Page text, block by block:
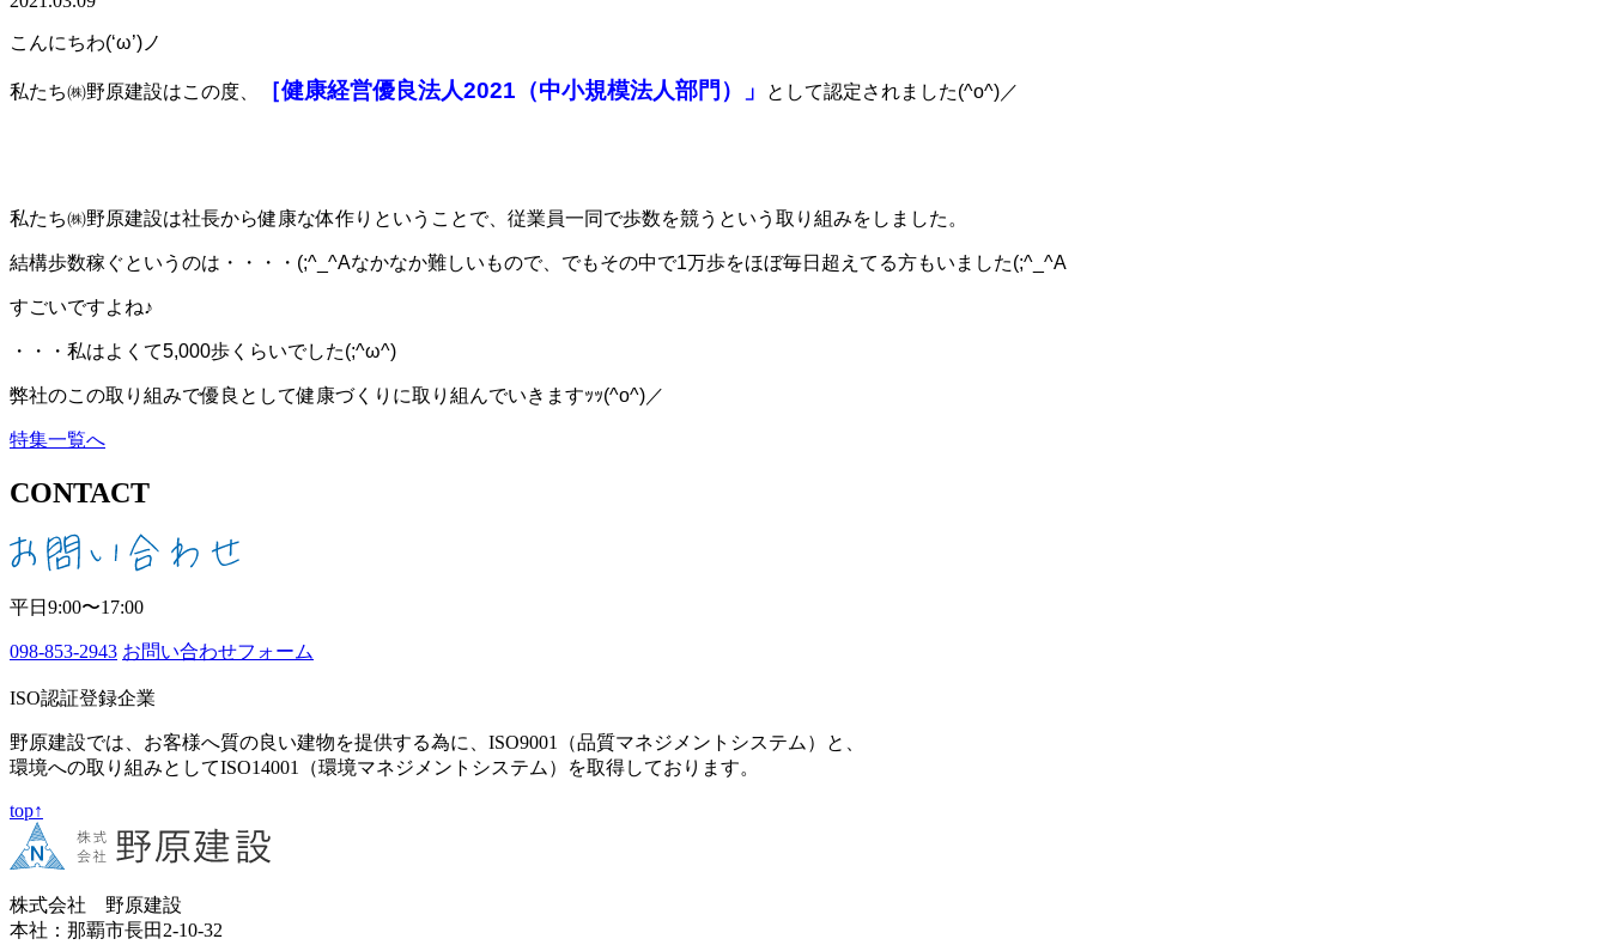
こんにちわ(‘ω’)ノ
私たち㈱野原建設はこの度、 ［健康経営優良法人2021（中小規模法人部門）」 として認定されました(^o^)／
私たち㈱野原建設は社長から健康な体作りということで、従業員一同で歩数を競うという取り組みをしました。
結構歩数稼ぐというのは・・・・(;^_^Aなかなか難しいもので、でもその中で1万歩をほぼ毎日超えてる方もいました(;^_^A
すごいですよね♪
・・・私はよくて5,000歩くらいでした(;^ω^)
弊社のこの取り組みで優良として健康づくりに取り組んでいきますｯｯ(^o^)／
特集一覧へ
CONTACT
平日9:00〜17:00
098-853-2943 お問い合わせフォーム
ISO認証登録企業
野原建設では、お客様へ質の良い建物を提供する為に、ISO9001（品質マネジメントシステム）と、
環境への取り組みとしてISO14001（環境マネジメントシステム）を取得しております。
top↑
株式会社 野原建設
本社：那覇市長田2-10-32